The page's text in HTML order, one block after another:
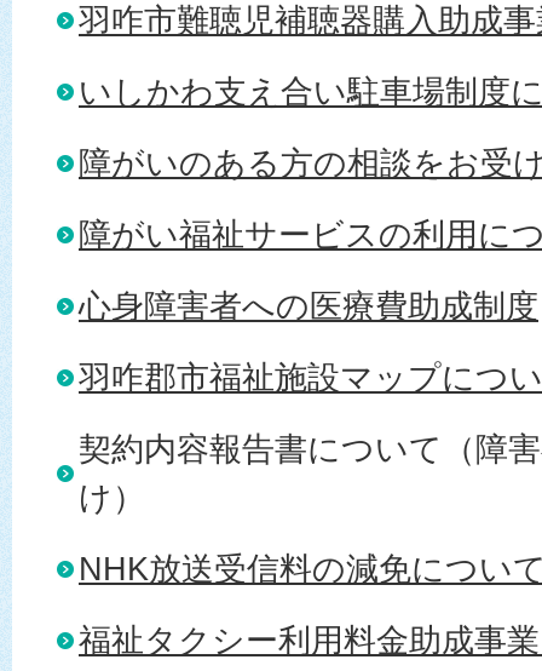
羽咋市難聴児補聴器購入助成
いしかわ支え合い駐車場制度
障がいのある方の相談をお受
障がい福祉サービスの利用に
心身障害者への医療費助成制度
羽咋郡市福祉施設マップにつ
契約内容報告書について（障
け）
NHK放送受信料の減免につい
福祉タクシー利用料金助成事